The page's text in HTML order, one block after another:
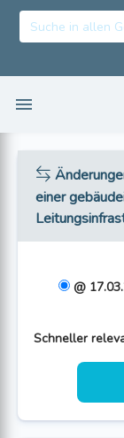
einer
@
Schneller